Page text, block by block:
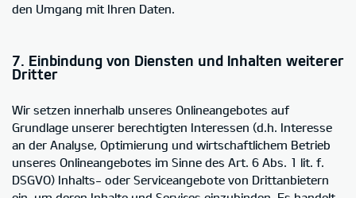
den Umgang mit Ihren Daten.
7. Einbindung von Diensten und Inhalten weiterer
Dritter
Wir setzen innerhalb unseres Onlineangebotes auf
Grundlage unserer berechtigten Interessen (d.h. Interesse
an der Analyse, Optimierung und wirtschaftlichem Betrieb
unseres Onlineangebotes im Sinne des Art. 6 Abs. 1 lit. f.
DSGVO) Inhalts- oder Serviceangebote von Drittanbietern